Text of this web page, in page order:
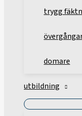
trygg
domare
utbildning